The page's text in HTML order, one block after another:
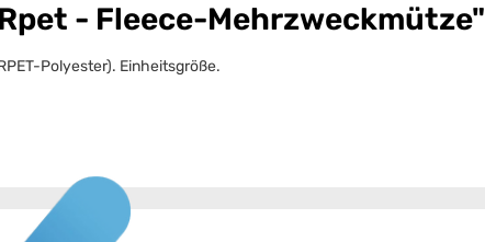
- Fleece-Mehrzweckmütze"
Polyester). Einheitsgröße.